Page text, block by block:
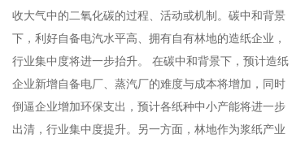
收大气中的二氧化碳的过程、活动或机制。碳中和背景
下，利好自备电汽水平高、拥有自有林地的造纸企业，
行业集中度将进一步抬升。 在碳中和背景下，预计造纸
企业新增自备电厂、蒸汽厂的难度与成本将增加，同时
倒逼企业增加环保支出，预计各纸种中小产能将进一步
出清，行业集中度提升。另一方面，林地作为浆纸产业